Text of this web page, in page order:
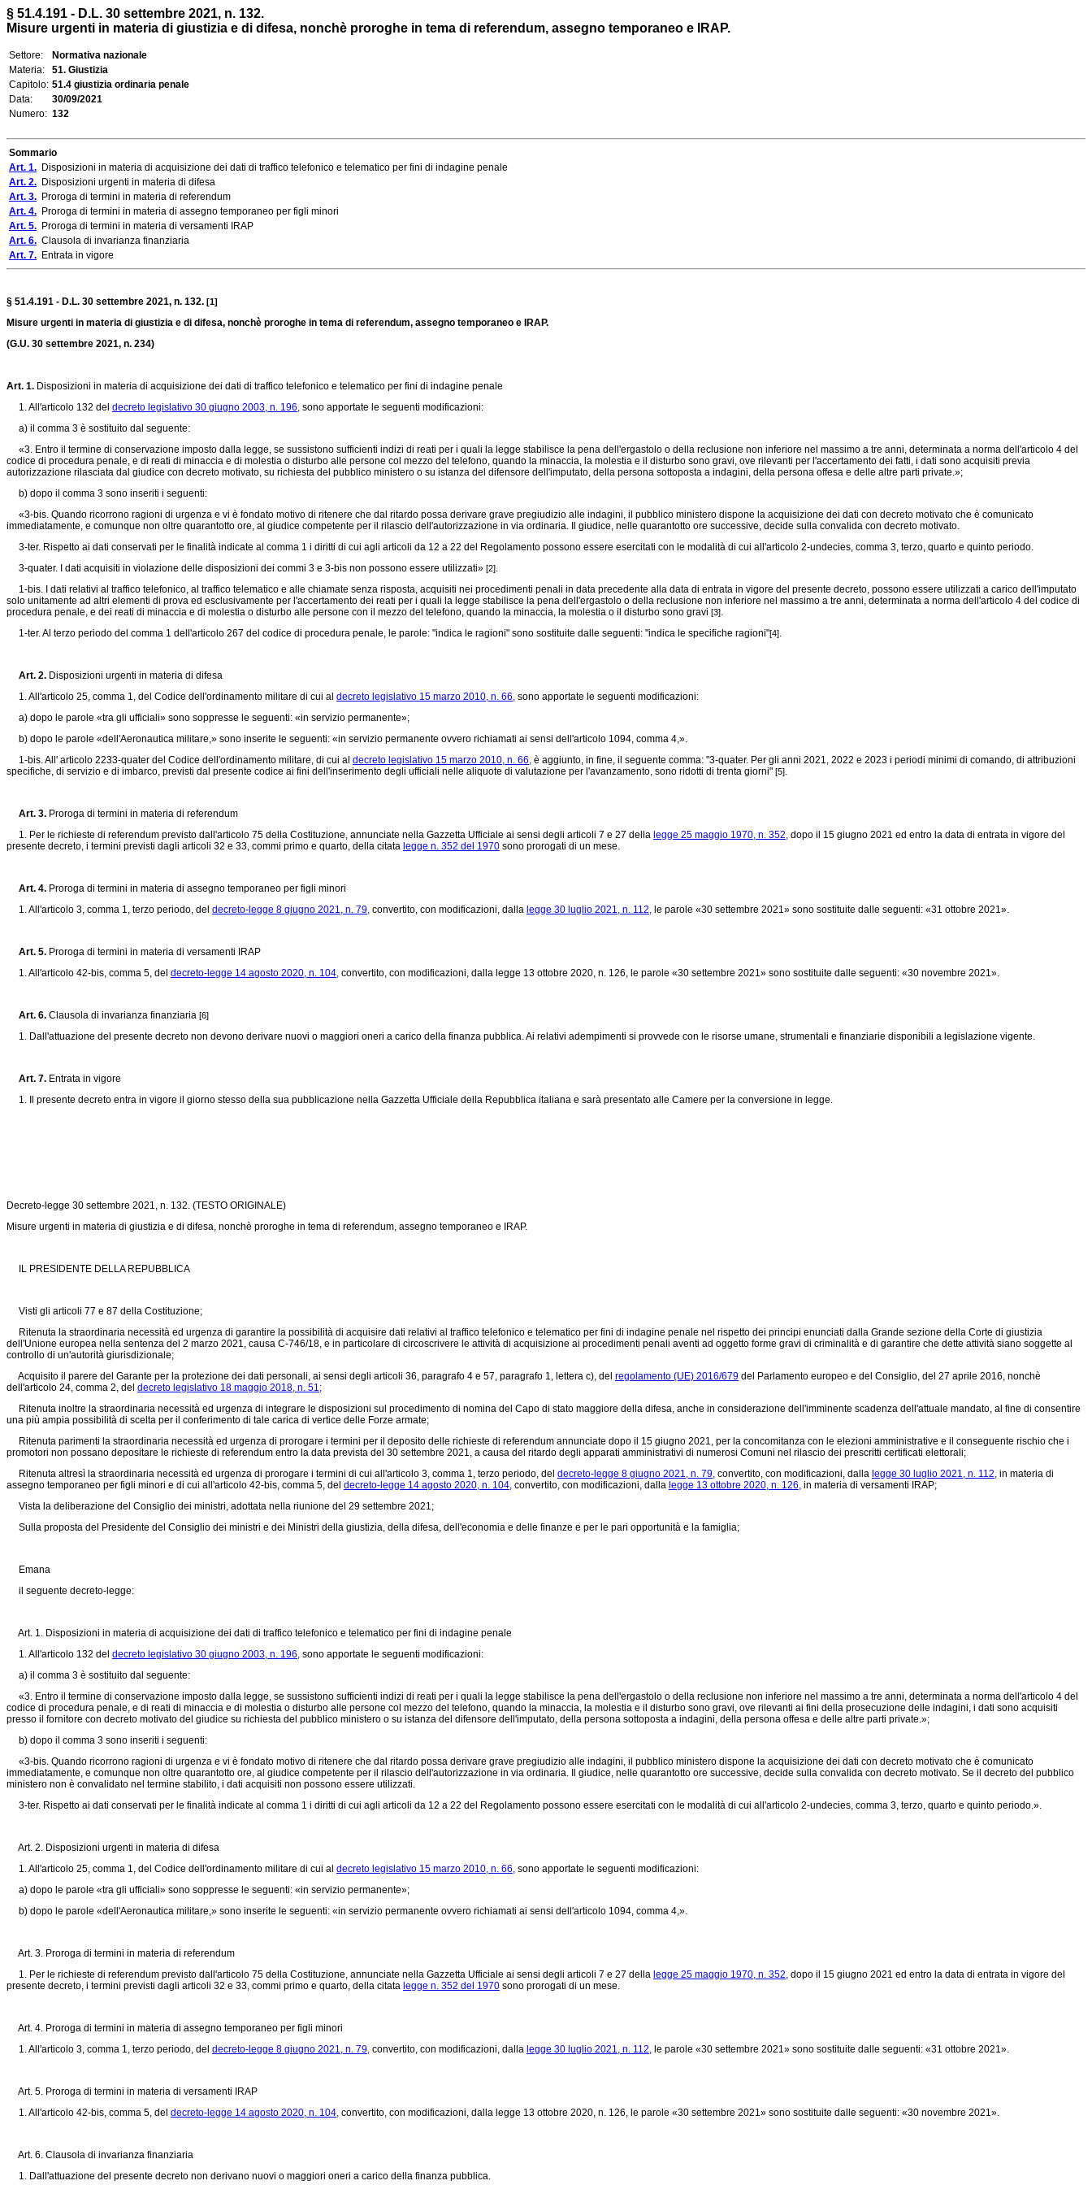
§ 51.4.191 - D.L. 30 settembre 2021, n. 132.
Misure urgenti in materia di giustizia e di difesa, nonchè proroghe in tema di referendum, assegno temporaneo e IRAP.
Settore:
Normativa nazionale
Materia:
51. Giustizia
Capitolo: 51.4 giustizia ordinaria penale
Data:
30/09/2021
Numero: 132
Sommario
Art. 1. Disposizioni in materia di acquisizione dei dati di traffico telefonico e telematico per fini di indagine penale
Art. 2. Disposizioni urgenti in materia di difesa
Art. 3. Proroga di termini in materia di referendum
Art. 4. Proroga di termini in materia di assegno temporaneo per figli minori
Art. 5. Proroga di termini in materia di versamenti IRAP
Art. 6. Clausola di invarianza finanziaria
Art. 7. Entrata in vigore
§ 51.4.191 - D.L. 30 settembre 2021, n. 132. [1]
Misure urgenti in materia di giustizia e di difesa, nonchè proroghe in tema di referendum, assegno temporaneo e IRAP.
(G.U. 30 settembre 2021, n. 234)
Art. 1. Disposizioni in materia di acquisizione dei dati di traffico telefonico e telematico per fini di indagine penale
1. All'articolo 132 del decreto legislativo 30 giugno 2003, n. 196, sono apportate le seguenti modificazioni:
a) il comma 3 è sostituito dal seguente:
«3. Entro il termine di conservazione imposto dalla legge, se sussistono sufficienti indizi di reati per i quali la legge stabilisce la pena dell'ergastolo o della reclusione non inferiore nel massimo a tre anni, determinata a norma dell'articolo 4 del
codice di procedura penale, e di reati di minaccia e di molestia o disturbo alle persone col mezzo del telefono, quando la minaccia, la molestia e il disturbo sono gravi, ove rilevanti per l'accertamento dei fatti, i dati sono acquisiti previa
autorizzazione rilasciata dal giudice con decreto motivato, su richiesta del pubblico ministero o su istanza del difensore dell'imputato, della persona sottoposta a indagini, della persona offesa e delle altre parti private.»;
b) dopo il comma 3 sono inseriti i seguenti:
«3-bis. Quando ricorrono ragioni di urgenza e vi è fondato motivo di ritenere che dal ritardo possa derivare grave pregiudizio alle indagini, il pubblico ministero dispone la acquisizione dei dati con decreto motivato che è comunicato
immediatamente, e comunque non oltre quarantotto ore, al giudice competente per il rilascio dell'autorizzazione in via ordinaria. Il giudice, nelle quarantotto ore successive, decide sulla convalida con decreto motivato.
3-ter. Rispetto ai dati conservati per le finalità indicate al comma 1 i diritti di cui agli articoli da 12 a 22 del Regolamento possono essere esercitati con le modalità di cui all'articolo 2-undecies, comma 3, terzo, quarto e quinto periodo.
3-quater. I dati acquisiti in violazione delle disposizioni dei commi 3 e 3-bis non possono essere utilizzati» [2].
1-bis. I dati relativi al traffico telefonico, al traffico telematico e alle chiamate senza risposta, acquisiti nei procedimenti penali in data precedente alla data di entrata in vigore del presente decreto, possono essere utilizzati a carico dell'imputato
solo unitamente ad altri elementi di prova ed esclusivamente per l'accertamento dei reati per i quali la legge stabilisce la pena dell'ergastolo o della reclusione non inferiore nel massimo a tre anni, determinata a norma dell'articolo 4 del codice di
procedura penale, e dei reati di minaccia e di molestia o disturbo alle persone con il mezzo del telefono, quando la minaccia, la molestia o il disturbo sono gravi [3].
1-ter. Al terzo periodo del comma 1 dell'articolo 267 del codice di procedura penale, le parole: "indica le ragioni" sono sostituite dalle seguenti: "indica le specifiche ragioni"[4].
Art. 2. Disposizioni urgenti in materia di difesa
1. All'articolo 25, comma 1, del Codice dell'ordinamento militare di cui al decreto legislativo 15 marzo 2010, n. 66, sono apportate le seguenti modificazioni:
a) dopo le parole «tra gli ufficiali» sono soppresse le seguenti: «in servizio permanente»;
b) dopo le parole «dell'Aeronautica militare,» sono inserite le seguenti: «in servizio permanente ovvero richiamati ai sensi dell'articolo 1094, comma 4,».
1-bis. All' articolo 2233-quater del Codice dell'ordinamento militare, di cui al decreto legislativo 15 marzo 2010, n. 66, è aggiunto, in fine, il seguente comma: "3-quater. Per gli anni 2021, 2022 e 2023 i periodi minimi di comando, di attribuzioni
specifiche, di servizio e di imbarco, previsti dal presente codice ai fini dell'inserimento degli ufficiali nelle aliquote di valutazione per l'avanzamento, sono ridotti di trenta giorni" [5].
Art. 3. Proroga di termini in materia di referendum
1. Per le richieste di referendum previsto dall'articolo 75 della Costituzione, annunciate nella Gazzetta Ufficiale ai sensi degli articoli 7 e 27 della legge 25 maggio 1970, n. 352, dopo il 15 giugno 2021 ed entro la data di entrata in vigore del
presente decreto, i termini previsti dagli articoli 32 e 33, commi primo e quarto, della citata legge n. 352 del 1970 sono prorogati di un mese.
Art. 4. Proroga di termini in materia di assegno temporaneo per figli minori
1. All'articolo 3, comma 1, terzo periodo, del decreto-legge 8 giugno 2021, n. 79, convertito, con modificazioni, dalla legge 30 luglio 2021, n. 112, le parole «30 settembre 2021» sono sostituite dalle seguenti: «31 ottobre 2021».
Art. 5. Proroga di termini in materia di versamenti IRAP
1. All'articolo 42-bis, comma 5, del decreto-legge 14 agosto 2020, n. 104, convertito, con modificazioni, dalla legge 13 ottobre 2020, n. 126, le parole «30 settembre 2021» sono sostituite dalle seguenti: «30 novembre 2021».
Art. 6. Clausola di invarianza finanziaria [6]
1. Dall'attuazione del presente decreto non devono derivare nuovi o maggiori oneri a carico della finanza pubblica. Ai relativi adempimenti si provvede con le risorse umane, strumentali e finanziarie disponibili a legislazione vigente.
Art. 7. Entrata in vigore
1. Il presente decreto entra in vigore il giorno stesso della sua pubblicazione nella Gazzetta Ufficiale della Repubblica italiana e sarà presentato alle Camere per la conversione in legge.
Decreto-legge 30 settembre 2021, n. 132. (TESTO ORIGINALE)
Misure urgenti in materia di giustizia e di difesa, nonchè proroghe in tema di referendum, assegno temporaneo e IRAP.
IL PRESIDENTE DELLA REPUBBLICA
Visti gli articoli 77 e 87 della Costituzione;
Ritenuta la straordinaria necessità ed urgenza di garantire la possibilità di acquisire dati relativi al traffico telefonico e telematico per fini di indagine penale nel rispetto dei principi enunciati dalla Grande sezione della Corte di giustizia
dell'Unione europea nella sentenza del 2 marzo 2021, causa C-746/18, e in particolare di circoscrivere le attività di acquisizione ai procedimenti penali aventi ad oggetto forme gravi di criminalità e di garantire che dette attività siano soggette al
controllo di un'autorità giurisdizionale;
Acquisito il parere del Garante per la protezione dei dati personali, ai sensi degli articoli 36, paragrafo 4 e 57, paragrafo 1, lettera c), del regolamento (UE) 2016/679 del Parlamento europeo e del Consiglio, del 27 aprile 2016, nonchè
dell'articolo 24, comma 2, del decreto legislativo 18 maggio 2018, n. 51;
Ritenuta inoltre la straordinaria necessità ed urgenza di integrare le disposizioni sul procedimento di nomina del Capo di stato maggiore della difesa, anche in considerazione dell'imminente scadenza dell'attuale mandato, al fine di consentire
una più ampia possibilità di scelta per il conferimento di tale carica di vertice delle Forze armate;
Ritenuta parimenti la straordinaria necessità ed urgenza di prorogare i termini per il deposito delle richieste di referendum annunciate dopo il 15 giugno 2021, per la concomitanza con le elezioni amministrative e il conseguente rischio che i
promotori non possano depositare le richieste di referendum entro la data prevista del 30 settembre 2021, a causa del ritardo degli apparati amministrativi di numerosi Comuni nel rilascio dei prescritti certificati elettorali;
Ritenuta altresì la straordinaria necessità ed urgenza di prorogare i termini di cui all'articolo 3, comma 1, terzo periodo, del decreto-legge 8 giugno 2021, n. 79, convertito, con modificazioni, dalla legge 30 luglio 2021, n. 112, in materia di
assegno temporaneo per figli minori e di cui all'articolo 42-bis, comma 5, del decreto-legge 14 agosto 2020, n. 104, convertito, con modificazioni, dalla legge 13 ottobre 2020, n. 126, in materia di versamenti IRAP;
Vista la deliberazione del Consiglio dei ministri, adottata nella riunione del 29 settembre 2021;
Sulla proposta del Presidente del Consiglio dei ministri e dei Ministri della giustizia, della difesa, dell'economia e delle finanze e per le pari opportunità e la famiglia;
Emana
il seguente decreto-legge:
Art. 1. Disposizioni in materia di acquisizione dei dati di traffico telefonico e telematico per fini di indagine penale
1. All'articolo 132 del decreto legislativo 30 giugno 2003, n. 196, sono apportate le seguenti modificazioni:
a) il comma 3 è sostituito dal seguente:
«3. Entro il termine di conservazione imposto dalla legge, se sussistono sufficienti indizi di reati per i quali la legge stabilisce la pena dell'ergastolo o della reclusione non inferiore nel massimo a tre anni, determinata a norma dell'articolo 4 del
codice di procedura penale, e di reati di minaccia e di molestia o disturbo alle persone col mezzo del telefono, quando la minaccia, la molestia e il disturbo sono gravi, ove rilevanti ai fini della prosecuzione delle indagini, i dati sono acquisiti
presso il fornitore con decreto motivato del giudice su richiesta del pubblico ministero o su istanza del difensore dell'imputato, della persona sottoposta a indagini, della persona offesa e delle altre parti private.»;
b) dopo il comma 3 sono inseriti i seguenti:
«3-bis. Quando ricorrono ragioni di urgenza e vi è fondato motivo di ritenere che dal ritardo possa derivare grave pregiudizio alle indagini, il pubblico ministero dispone la acquisizione dei dati con decreto motivato che è comunicato
immediatamente, e comunque non oltre quarantotto ore, al giudice competente per il rilascio dell'autorizzazione in via ordinaria. Il giudice, nelle quarantotto ore successive, decide sulla convalida con decreto motivato. Se il decreto del pubblico
ministero non è convalidato nel termine stabilito, i dati acquisiti non possono essere utilizzati.
3-ter. Rispetto ai dati conservati per le finalità indicate al comma 1 i diritti di cui agli articoli da 12 a 22 del Regolamento possono essere esercitati con le modalità di cui all'articolo 2-undecies, comma 3, terzo, quarto e quinto periodo.».
Art. 2. Disposizioni urgenti in materia di difesa
1. All'articolo 25, comma 1, del Codice dell'ordinamento militare di cui al decreto legislativo 15 marzo 2010, n. 66, sono apportate le seguenti modificazioni:
a) dopo le parole «tra gli ufficiali» sono soppresse le seguenti: «in servizio permanente»;
b) dopo le parole «dell'Aeronautica militare,» sono inserite le seguenti: «in servizio permanente ovvero richiamati ai sensi dell'articolo 1094, comma 4,».
Art. 3. Proroga di termini in materia di referendum
1. Per le richieste di referendum previsto dall'articolo 75 della Costituzione, annunciate nella Gazzetta Ufficiale ai sensi degli articoli 7 e 27 della legge 25 maggio 1970, n. 352, dopo il 15 giugno 2021 ed entro la data di entrata in vigore del
presente decreto, i termini previsti dagli articoli 32 e 33, commi primo e quarto, della citata legge n. 352 del 1970 sono prorogati di un mese.
Art. 4. Proroga di termini in materia di assegno temporaneo per figli minori
1. All'articolo 3, comma 1, terzo periodo, del decreto-legge 8 giugno 2021, n. 79, convertito, con modificazioni, dalla legge 30 luglio 2021, n. 112, le parole «30 settembre 2021» sono sostituite dalle seguenti: «31 ottobre 2021».
Art. 5. Proroga di termini in materia di versamenti IRAP
1. All'articolo 42-bis, comma 5, del decreto-legge 14 agosto 2020, n. 104, convertito, con modificazioni, dalla legge 13 ottobre 2020, n. 126, le parole «30 settembre 2021» sono sostituite dalle seguenti: «30 novembre 2021».
Art. 6. Clausola di invarianza finanziaria
1. Dall'attuazione del presente decreto non derivano nuovi o maggiori oneri a carico della finanza pubblica.